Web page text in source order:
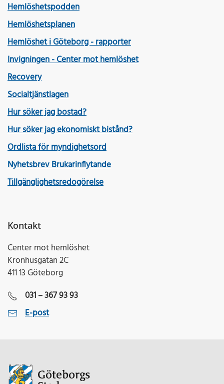
Hemlöshetspodden
Hemlöshetsplanen
Hemlöshet i Göteborg - rapporter
Invigningen - Center mot hemlöshet
Recovery
Socialtjänstlagen
Hur söker jag bostad?
Hur söker jag ekonomiskt bistånd?
Ordlista för myndighetsord
Nyhetsbrev Brukarinflytande
Tillgänglighetsredogörelse
Kontakt
Center mot hemlöshet
Kronhusgatan 2C
411 13 Göteborg
031 – 367 93 93
E-post